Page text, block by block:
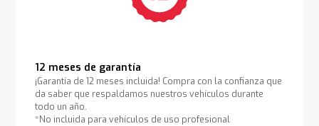
12 meses de garantía
¡Garantía de 12 meses incluida! Compra con la confianza que
da saber que respaldamos nuestros vehículos durante
todo un año.
*No incluida para vehículos de uso profesional